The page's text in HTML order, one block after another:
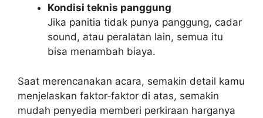
Kondisi teknis panggung
Jika panitia tidak punya panggung, cadar
sound, atau peralatan lain, semua itu
bisa menambah biaya.
Saat merencanakan acara, semakin detail kamu
menjelaskan faktor‑faktor di atas, semakin
mudah penyedia memberi perkiraan harganya